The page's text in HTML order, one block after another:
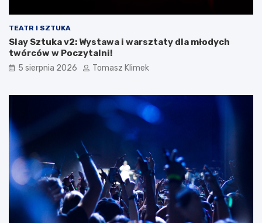
TEATR I SZTUKA
Slay Sztuka v2: Wystawa i warsztaty dla młodych
twórców w Poczytalni!
5 sierpnia 2026 Tomasz Klimek